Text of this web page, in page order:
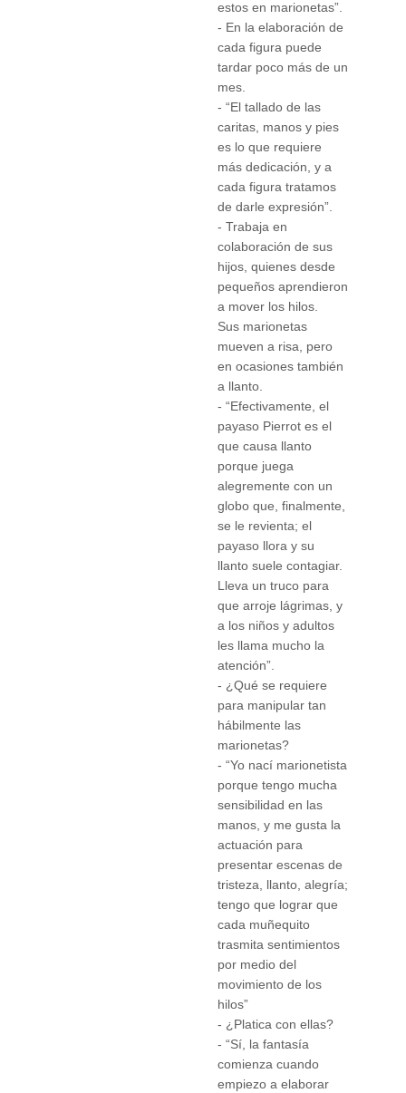
estos en marionetas”.
- En la elaboración de
cada figura puede
tardar poco más de un
mes.
- “El tallado de las
caritas, manos y pies
es lo que requiere
más dedicación, y a
cada figura tratamos
de darle expresión”.
- Trabaja en
colaboración de sus
hijos, quienes desde
pequeños aprendieron
a mover los hilos.
Sus marionetas
mueven a risa, pero
en ocasiones también
a llanto.
- “Efectivamente, el
payaso Pierrot es el
que causa llanto
porque juega
alegremente con un
globo que, finalmente,
se le revienta; el
payaso llora y su
llanto suele contagiar.
Lleva un truco para
que arroje lágrimas, y
a los niños y adultos
les llama mucho la
atención”.
- ¿Qué se requiere
para manipular tan
hábilmente las
marionetas?
- “Yo nací marionetista
porque tengo mucha
sensibilidad en las
manos, y me gusta la
actuación para
presentar escenas de
tristeza, llanto, alegría;
tengo que lograr que
cada muñequito
trasmita sentimientos
por medio del
movimiento de los
hilos”
- ¿Platica con ellas?
- “Sí, la fantasía
comienza cuando
empiezo a elaborar